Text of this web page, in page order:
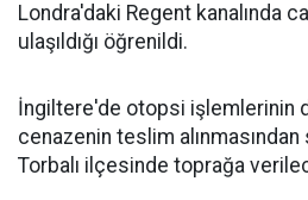
Londra'daki Regent kanalında
ulaşıldığı öğrenildi.
İngiltere'de otopsi işlemlerinin
cenazenin teslim
Torbalı ilçesinde toprağa